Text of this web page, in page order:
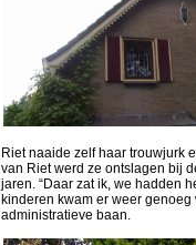
Riet naaide zelf haar trouwjurk
van Riet werd ze ontslagen bij
jaren. “Daar zat ik, we hadden
kinderen kwam er weer
administratieve baan.